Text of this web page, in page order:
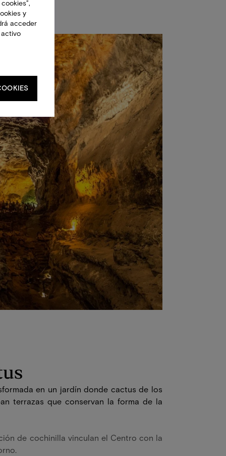
en un jardín donde cactus de los
terrazas que conservan la forma de la
de cochinilla vinculan el Centro con la
y
acceder